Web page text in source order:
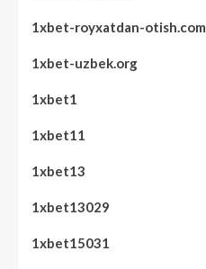
1xbet-royxatdan-otish.com
1xbet-uzbek.org
1xbet1
1xbet11
1xbet13
1xbet13029
1xbet15031